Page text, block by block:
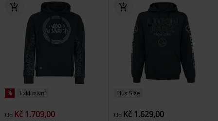
% Exkluzivní
Od Kč 1.709,00
Plus Size
Od Kč 1.629,00